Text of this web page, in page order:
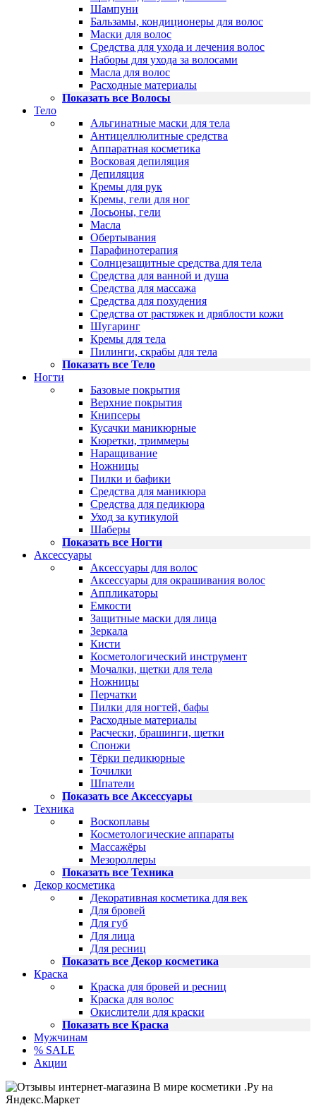
Шампуни
Бальзамы, кондиционеры для волос
Маски для волос
Средства для ухода и лечения волос
Наборы для ухода за волосами
Масла для волос
Расходные материалы
Показать все Волосы
Тело
Альгинатные маски для тела
Антицеллюлитные средства
Аппаратная косметика
Восковая депиляция
Депиляция
Кремы для рук
Кремы, гели для ног
Лосьоны, гели
Масла
Обертывания
Парафинотерапия
Солнцезащитные средства для тела
Средства для ванной и душа
Средства для массажа
Средства для похудения
Средства от растяжек и дряблости кожи
Шугаринг
Кремы для тела
Пилинги, скрабы для тела
Показать все Тело
Ногти
Базовые покрытия
Верхние покрытия
Книпсеры
Кусачки маникюрные
Кюретки, триммеры
Наращивание
Ножницы
Пилки и бафики
Средства для маникюра
Средства для педикюра
Уход за кутикулой
Шаберы
Показать все Ногти
Аксессуары
Аксессуары для волос
Аксессуары для окрашивания волос
Аппликаторы
Емкости
Защитные маски для лица
Зеркала
Кисти
Косметологический инструмент
Мочалки, щетки для тела
Ножницы
Перчатки
Пилки для ногтей, бафы
Расходные материалы
Расчески, брашинги, щетки
Спонжи
Тёрки педикюрные
Точилки
Шпатели
Показать все Аксессуары
Техника
Воскоплавы
Косметологические аппараты
Массажёры
Мезороллеры
Показать все Техника
Декор косметика
Декоративная косметика для век
Для бровей
Для губ
Для лица
Для ресниц
Показать все Декор косметика
Краска
Краска для бровей и ресниц
Краска для волос
Окислители для краски
Показать все Краска
Мужчинам
% SALE
Акции